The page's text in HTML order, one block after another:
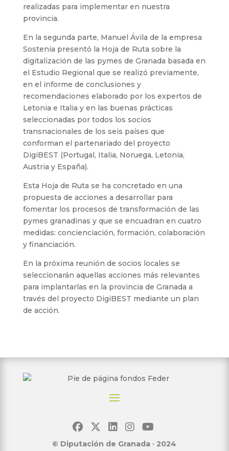
realizadas para implementar en nuestra
provincia.
En la segunda parte, Manuel Ávila de la empresa
Sostenia presentó la Hoja de Ruta sobre la
digitalización de las pymes de Granada basada en
el Estudio Regional que se realizó previamente,
en el informe de conclusiones y
recomendaciones elaborado por los expertos de
Letonia e Italia y en las buenas prácticas
seleccionadas por todos los socios
transnacionales de los seis países que
conforman el partenariado del proyecto
DigiBEST (Portugal, Italia, Noruega, Letonia,
Austria y España).
Esta Hoja de Ruta se ha concretado en una
propuesta de acciones a desarrollar para
fomentar los procesos de transformación de las
pymes granadinas y que se encuadran en cuatro
medidas: concienciación, formación, colaboración
y financiación.
En la próxima reunión de socios locales se
seleccionarán aquellas acciones más relevantes
para implantarlas en la provincia de Granada a
través del proyecto DigiBEST mediante un plan
de acción.
© Diputación de Granada · 2024